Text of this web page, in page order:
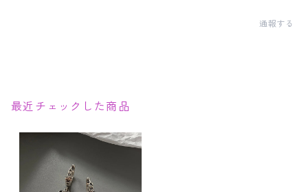
通報する
最近チェックした商品